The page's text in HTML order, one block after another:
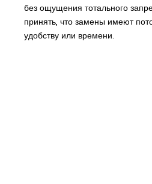
без ощущения тотального
принять, что замены имеют
удобству или времени.